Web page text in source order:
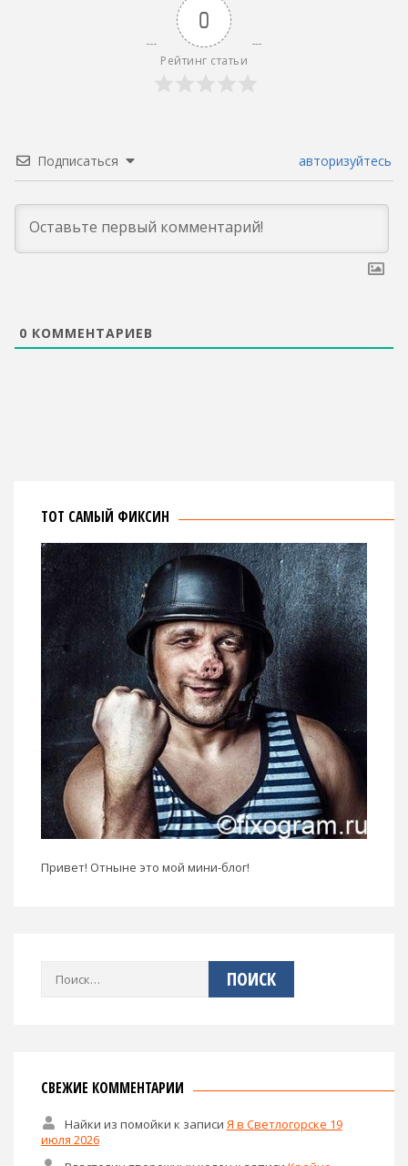
0
Рейтинг статьи
Подписаться авторизуйтесь
0 КОММЕНТАРИЕВ
ТОТ САМЫЙ ФИКСИН
Привет! Отныне это мой мини-блог!
Найти:
СВЕЖИЕ КОММЕНТАРИИ
Найки из помойки к записи Я в Светлогорске 19
июля 2026